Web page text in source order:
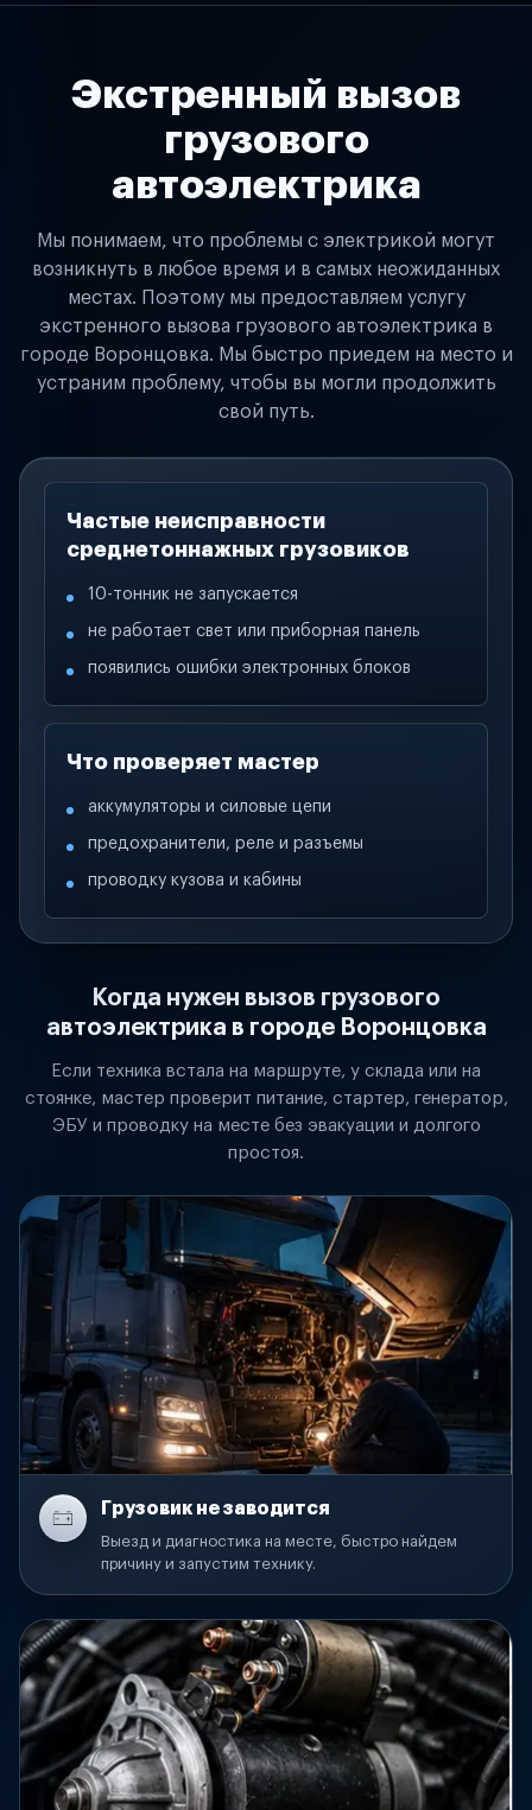
Экстренный вызов
грузового
автоэлектрика
Мы понимаем, что проблемы с электрикой могут
возникнуть в любое время и в самых неожиданных
местах. Поэтому мы предоставляем услугу
экстренного вызова грузового автоэлектрика в
городе Воронцовка. Мы быстро приедем на место и
устраним проблему, чтобы вы могли продолжить
свой путь.
Частые неисправности
среднетоннажных грузовиков
10-тонник не запускается
не работает свет или приборная панель
появились ошибки электронных блоков
Что проверяет мастер
аккумуляторы и силовые цепи
предохранители, реле и разъемы
проводку кузова и кабины
Когда нужен вызов грузового
автоэлектрика в городе Воронцовка
Если техника встала на маршруте, у склада или на
стоянке, мастер проверит питание, стартер, генератор,
ЭБУ и проводку на месте без эвакуации и долгого
простоя.
Грузовик не заводится
Выезд и диагностика на месте, быстро найдем
причину и запустим технику.